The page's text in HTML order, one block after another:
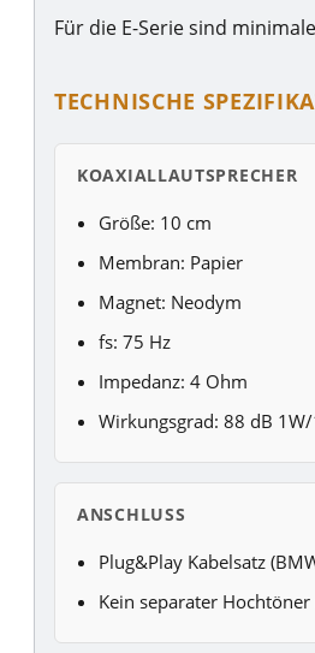
Für die E-Serie sind
TECHNISCHE
KOAXIALLAUTSPRECHER
Größe: 10 cm
Membran: Papier
Magnet: Neodym
fs: 75 Hz
Impedanz: 4 Ohm
Wirkungsgrad: 88 dB
ANSCHLUSS
Plug&Play Kabelsatz
Kein separater